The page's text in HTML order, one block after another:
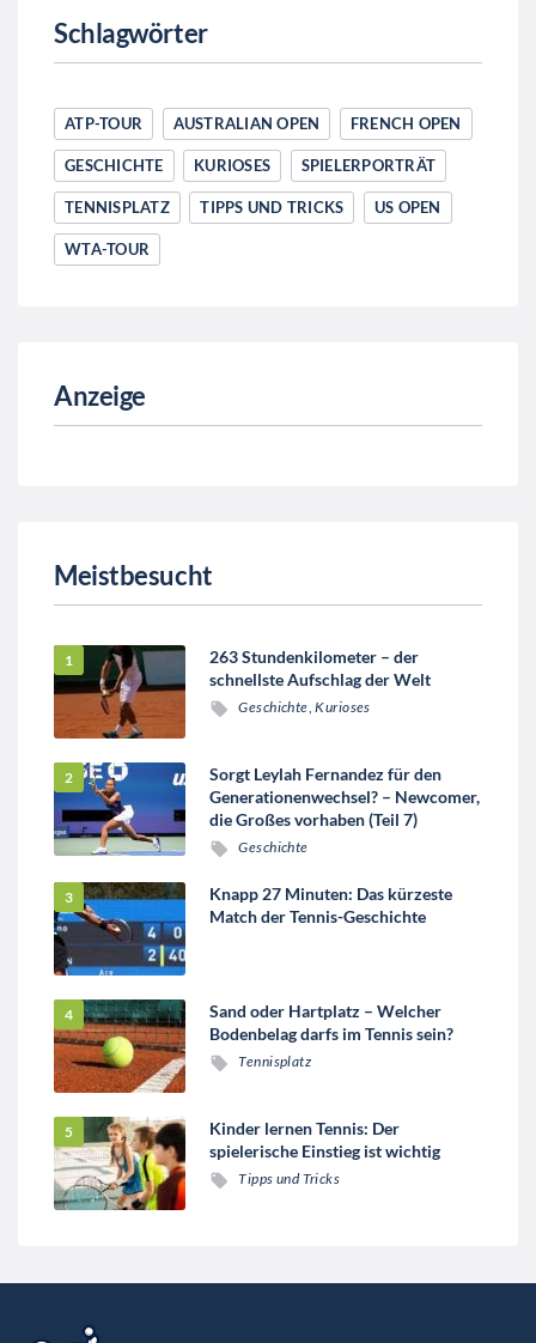
Schlagwörter
ATP-TOUR AUSTRALIAN OPEN FRENCH OPEN
GESCHICHTE KURIOSES SPIELERPORTRÄT
TENNISPLATZ TIPPS UND TRICKS US OPEN
WTA-TOUR
Anzeige
Meistbesucht
263 Stundenkilometer – der
schnellste Aufschlag der Welt
Geschichte ,Kurioses
Sorgt Leylah Fernandez für den
Generationenwechsel? – Newcomer,
die Großes vorhaben (Teil 7)
Geschichte
Knapp 27 Minuten: Das kürzeste
Match der Tennis-Geschichte
Sand oder Hartplatz – Welcher
Bodenbelag darfs im Tennis sein?
Tennisplatz
Kinder lernen Tennis: Der
spielerische Einstieg ist wichtig
Tipps und Tricks